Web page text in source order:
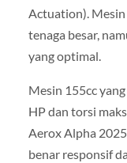
Actuation).
tenaga besar,
yang optimal.
Mesin 155cc
HP dan torsi
Aerox Alpha 2025
benar responsif